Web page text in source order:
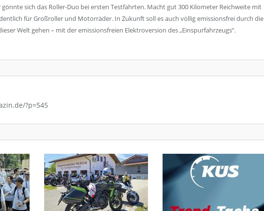
gönnte sich das Roller-Duo bei ersten Testfahrten. Macht gut 300 Kilometer Reichweite mit
für Großroller und Motorräder. In Zukunft soll es auch völlig emissionsfrei durch die
Welt gehen – mit der emissionsfreien Elektroversion des „Einspurfahrzeugs“.
?p=545